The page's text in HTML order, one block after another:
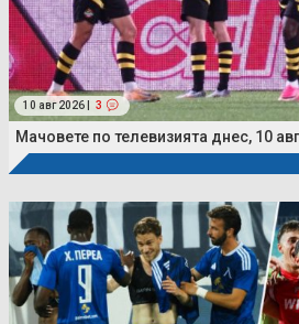
10 авг 2026 | 3
Мачовете по телевизията днес, 10